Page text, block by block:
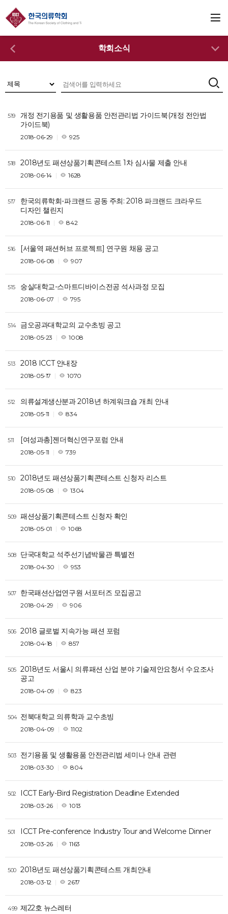
학회소식
519
개정 전기용품 및 생활용품 안전관리법 가이드북(개정 전안법
가이드북)
2018-06-29 925
518 2018년도 패션상품기획콘테스트 1차 심사물 제출 안내
2018-06-14 1628
517
한국의류학회-파크랜드 공동 주최: 2018 파크랜드 크라우드
디자인 챌린지
2018-06-11 842
516 [서울역 패션허브 프로젝트] 연구원 채용 공고
2018-06-08 907
515 숭실대학교-스마트디바이스전공 석사과정 모집
2018-06-07 795
514 금오공과대학교의 교수초빙 공고
2018-05-23 1008
513 2018 ICCT 안내장
2018-05-17 1070
512 의류설계생산분과 2018년 하계워크숍 개최 안내
2018-05-11 834
511 [여성과총]젠더혁신연구포럼 안내
2018-05-11 739
510 2018년도 패션상품기획콘테스트 신청자 리스트
2018-05-08 1304
509 패션상품기획콘테스트 신청자 확인
2018-05-01 1068
508 단국대학교 석주선기념박물관 특별전
2018-04-30 953
507 한국패션산업연구원 서포터즈 모집공고
2018-04-29 906
506 2018 글로벌 지속가능 패션 포럼
2018-04-18 857
505 2018년도 서울시 의류패션 산업 분야 기술제안요청서 수요조사
공고
2018-04-09 823
504 전북대학교 의류학과 교수초빙
2018-04-09 1102
503 전기용품 및 생활용품 안전관리법 세미나 안내 관련
2018-03-30 804
502 ICCT Early-Bird Registration Deadline Extended
2018-03-26 1013
501 ICCT Pre-conference Industry Tour and Welcome Dinner
2018-03-26 1163
500 2018년도 패션상품기획콘테스트 개최안내
2018-03-12 2617
499 제22호 뉴스레터